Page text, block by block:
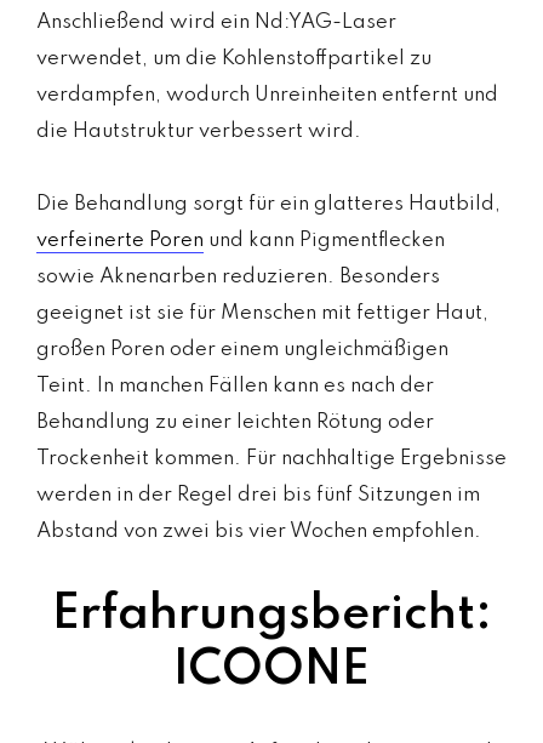
Anschließend wird ein Nd:YAG-Laser
verwendet, um die Kohlenstoffpartikel zu
verdampfen, wodurch Unreinheiten entfernt und
die Hautstruktur verbessert wird.
Die Behandlung sorgt für ein glatteres Hautbild,
verfeinerte Poren und kann Pigmentflecken
sowie Aknenarben reduzieren. Besonders
geeignet ist sie für Menschen mit fettiger Haut,
großen Poren oder einem ungleichmäßigen
Teint. In manchen Fällen kann es nach der
Behandlung zu einer leichten Rötung oder
Trockenheit kommen. Für nachhaltige Ergebnisse
werden in der Regel drei bis fünf Sitzungen im
Abstand von zwei bis vier Wochen empfohlen.
Erfahrungsbericht:
ICOONE